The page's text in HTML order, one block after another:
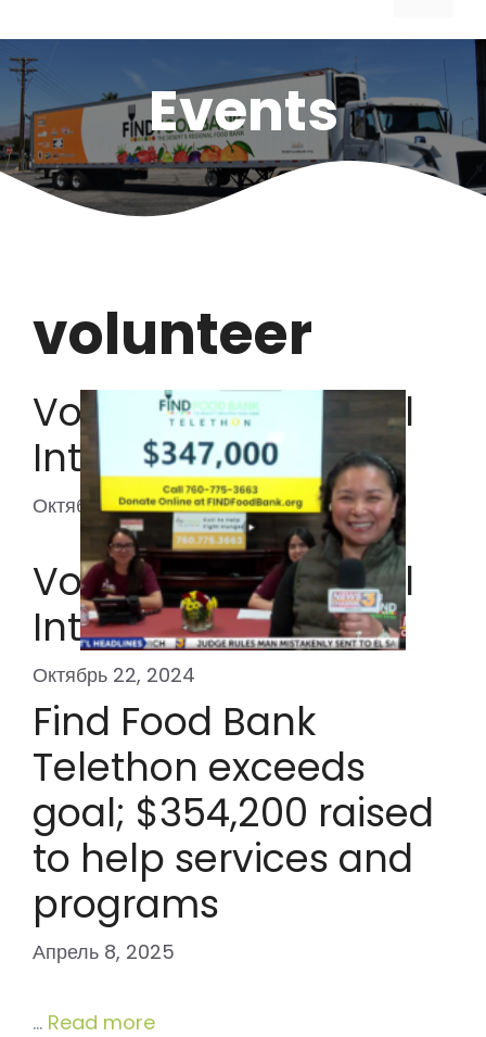
Events
volunteer
Find Food Bank
Telethon exceeds
goal; $354,200 raised
to help services and
programs
Апрель 8, 2025
… Read more
Volunteer Event: Fall
Into Giving!
Октябрь 22, 2024
Volunteer Event: Fall
Into Giving!
Октябрь 22, 2024